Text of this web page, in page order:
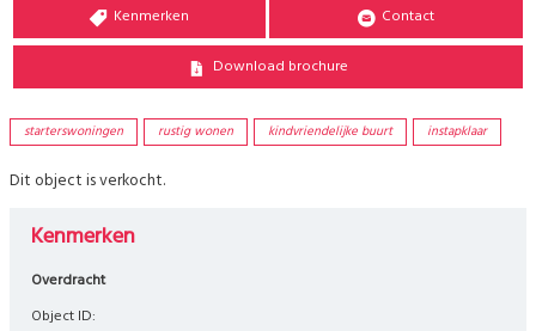
Kenmerken Contact
Download brochure
starterswoningen rustig wonen kindvriendelijke buurt instapklaar
Dit object is verkocht.
Kenmerken
Overdracht
Object ID: